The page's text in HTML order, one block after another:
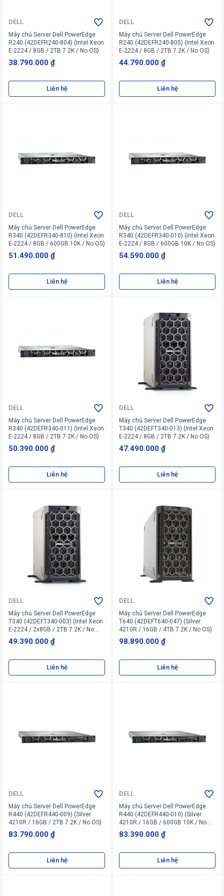
DELL
Máy chủ Server Dell PowerEdge
R240 (42DEFR240-804) (Intel Xeon
E-2224 / 8GB / 2TB 7.2K / No OS)
38.790.000 ₫
Liên hệ
DELL
Máy chủ Server Dell PowerEdge
R240 (42DEFR240-805) (Intel Xeon
E-2224 / 8GB / 2TB 7.2K / No OS)
44.790.000 ₫
Liên hệ
DELL
Máy chủ Server Dell PowerEdge
R340 (42DEFR340-810) (Intel Xeon
E-2224 / 8GB / 600GB 10K / No OS)
51.490.000 ₫
Liên hệ
DELL
Máy chủ Server Dell PowerEdge
R340 (42DEFR340-010) (Intel Xeon
E-2224 / 8GB / 600GB 10K / No OS)
54.590.000 ₫
Liên hệ
DELL
Máy chủ Server Dell PowerEdge
R340 (42DEFR340-011) (Intel Xeon
E-2224 / 8GB / 2TB 7.2K / No OS)
50.390.000 ₫
Liên hệ
DELL
Máy chủ Server Dell PowerEdge
T340 (42DEFT340-013) (Intel Xeon
E-2224 / 8GB / 2TB 7.2K / No OS)
47.490.000 ₫
Liên hệ
DELL
Máy chủ Server Dell PowerEdge
T340 (42DEFT340-003) (Intel Xeon
E-2224 / 2x8GB / 2TB 7.2K / No
OS)
49.390.000 ₫
Liên hệ
DELL
Máy chủ Server Dell PowerEdge
T640 (42DEFT640-047) (Silver
4210R / 16GB / 4TB 7.2K / No OS)
98.890.000 ₫
Liên hệ
DELL
Máy chủ Server Dell PowerEdge
R440 (42DEFR440-009) (Silver
4210R / 16GB / 2TB 7.2K / No OS)
83.790.000 ₫
Liên hệ
DELL
Máy chủ Server Dell PowerEdge
R440 (42DEFR440-010) (Silver
4210R / 16GB / 600GB 10K / No
OS)
83.390.000 ₫
Liên hệ